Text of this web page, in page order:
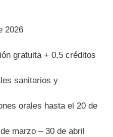
2026
gratuita + 0,5 créditos
sanitarios y
orales hasta el 20 de
marzo – 30 de abril